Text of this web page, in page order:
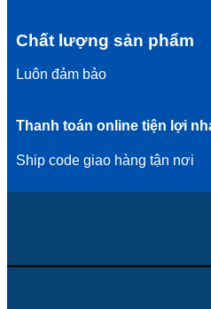
Chất lượng sản phẩm
Luôn đảm bảo
Thanh toán online tiện lợi
Ship code giao hàng tận nơi